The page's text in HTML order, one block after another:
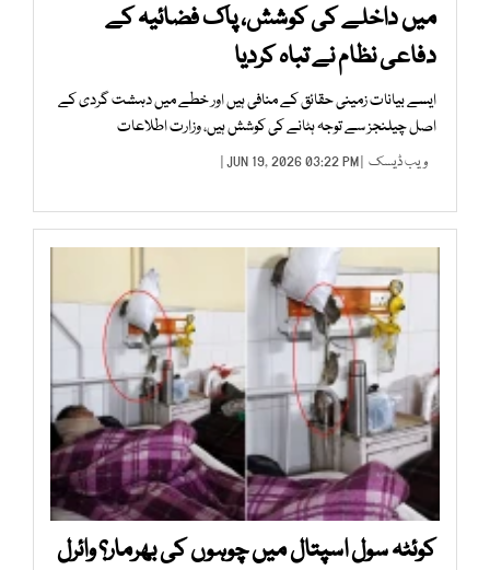
میں داخلے کی کوشش، پاک فضائیہ کے
دفاعی نظام نے تباہ کردیا
ایسے بیانات زمینی حقائق کے منافی ہیں اور خطے میں دہشت گردی کے
اصل چیلنجز سے توجہ ہٹانے کی کوشش ہیں، وزارت اطلاعات
ویب ڈیسک | JUN 19, 2026 03:22 PM |
کوئٹہ سول اسپتال میں چوہوں کی بھرمار؟ وائرل